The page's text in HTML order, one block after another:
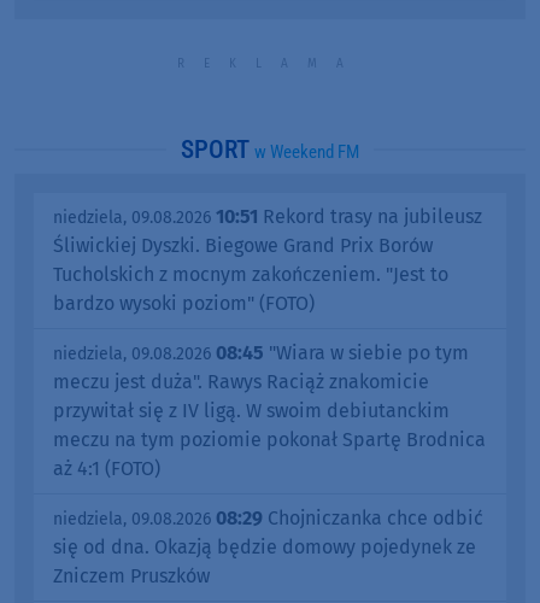
SPORT w Weekend FM
niedziela, 09.08.2026 10:51 Rekord trasy na jubileusz
Śliwickiej Dyszki. Biegowe Grand Prix Borów
Tucholskich z mocnym zakończeniem. "Jest to
bardzo wysoki poziom" (FOTO)
niedziela, 09.08.2026 08:45 "Wiara w siebie po tym
meczu jest duża". Rawys Raciąż znakomicie
przywitał się z IV ligą. W swoim debiutanckim
meczu na tym poziomie pokonał Spartę Brodnica
aż 4:1 (FOTO)
niedziela, 09.08.2026 08:29 Chojniczanka chce odbić
się od dna. Okazją będzie domowy pojedynek ze
Zniczem Pruszków